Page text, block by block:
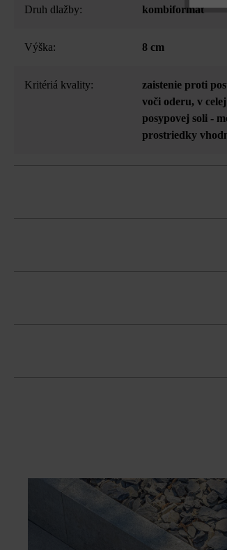
Druh dlažby: kombiformát
Výška: 8 cm
Kritériá kvality: zaistenie proti
voči oderu, v
posypovej soli -
prostriedky
Pri kombinácii
Pri ukladaní